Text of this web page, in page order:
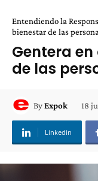
Entendiendo la
bienestar de las
Gentera
de las
ByExpok 18
Linkedin